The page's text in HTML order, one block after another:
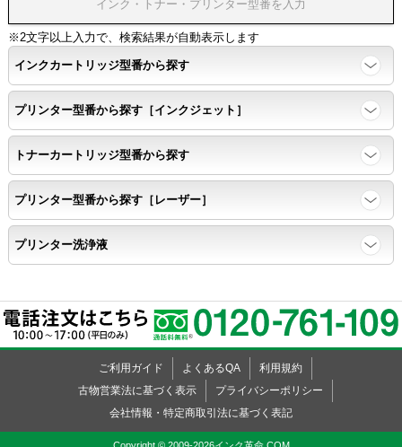
※2文字以上入力で、検索結果が自動表示します
インクカートリッジ型番から探す
プリンター型番から探す［インクジェット］
トナーカートリッジ型番から探す
プリンター型番から探す［レーザー］
プリンター洗浄液
ご利用ガイド よくあるQA
利用規約
古物営業法に基づく表示
プライバシーポリシー
会社情報・特定商取引法に基づく表記